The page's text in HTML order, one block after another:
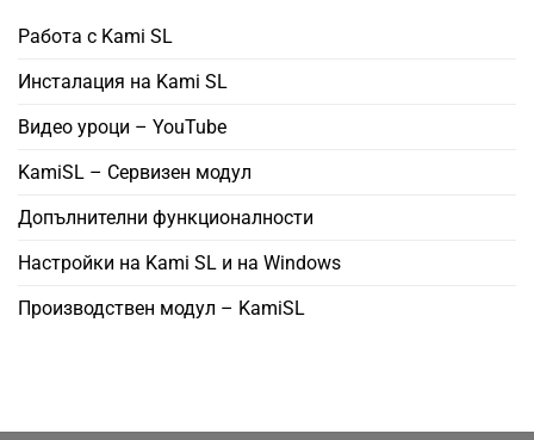
Работа с Kami SL
Инсталация на Kami SL
Видео уроци – YouTube
KamiSL – Сервизен модул
Допълнителни функционалности
Настройки на Kami SL и на Windows
Производствен модул – KamiSL